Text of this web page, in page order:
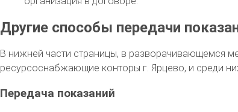
Другие способы передачи
В нижней части страницы, в разворачивающемся
ресурсоснабжающие конторы г. Ярцево, и среди
Передача показаний